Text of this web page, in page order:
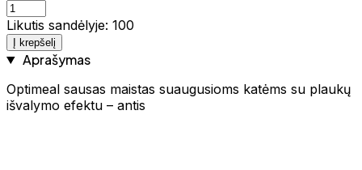
Likutis sandėlyje: 100
Į krepšelį
Aprašymas
Optimeal sausas maistas suaugusioms katėms su plaukų
išvalymo efektu – antis